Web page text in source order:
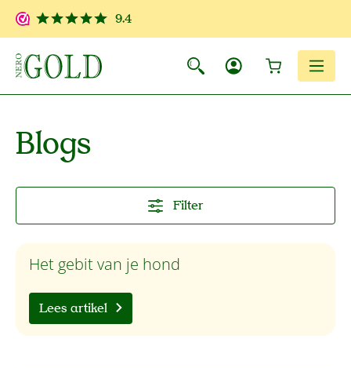
Ga naar de hoofdinhoud
9.4
Blogs
Filter
Het gebit van je hond
Lees artikel